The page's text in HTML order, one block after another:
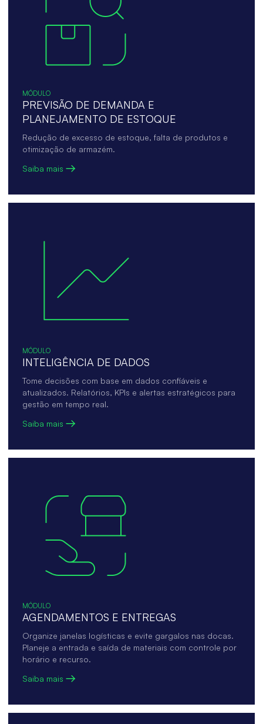
MÓDULO
PREVISÃO DE DEMANDA E
PLANEJAMENTO DE ESTOQUE
Redução de excesso de estoque, falta de produtos e
otimização de armazém.
Saiba mais
MÓDULO
INTELIGÊNCIA DE DADOS
Tome decisões com base em dados confiáveis e
atualizados. Relatórios, KPIs e alertas estratégicos para
gestão em tempo real.
Saiba mais
MÓDULO
AGENDAMENTOS E ENTREGAS
Organize janelas logísticas e evite gargalos nas docas.
Planeje a entrada e saída de materiais com controle por
horário e recurso.
Saiba mais